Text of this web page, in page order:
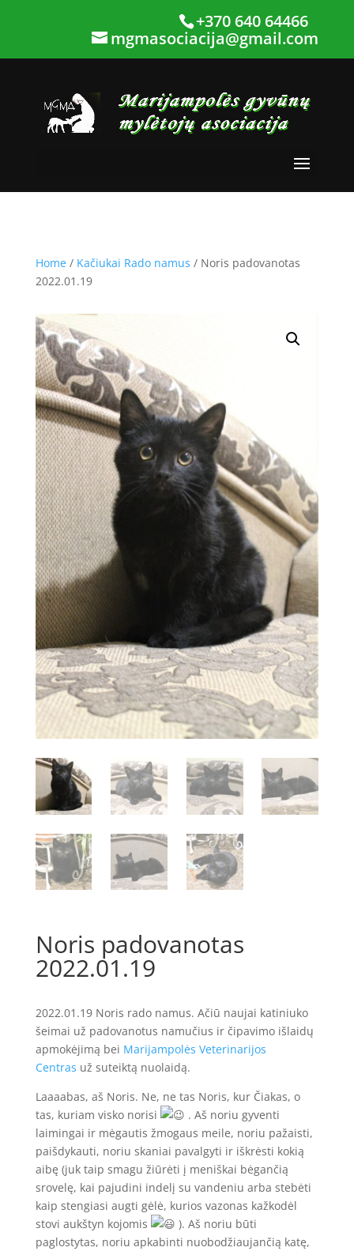
+370 640 64466
mgmasociacija@gmail.com
Home/ Kačiukai Rado namus / Noris padovanotas
2022.01.19
Noris padovanotas
2022.01.19
2022.01.19 Noris rado namus. Ačiū naujai katiniuko
šeimai už padovanotus namučius ir čipavimo išlaidų
apmokėjimą bei Marijampolės Veterinarijos
Centras už suteiktą nuolaidą.
Laaaabas, aš Noris. Ne, ne tas Noris, kur Čiakas, o
tas, kuriam visko norisi
. Aš noriu gyventi
laimingai ir mėgautis žmogaus meile, noriu pažaisti,
paišdykauti, noriu skaniai pavalgyti ir iškrėsti kokią
aibę (juk taip smagu žiūrėti į meniškai bėgančią
srovelę, kai pajudini indelį su vandeniu arba stebėti
kaip stengiasi augti gėlė, kurios vazonas kažkodėl
stovi aukštyn kojomis
). Aš noriu būti
paglostytas, noriu apkabinti nuobodžiaujančią katę,